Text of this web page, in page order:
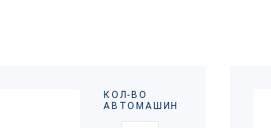
КОЛ-ВО
АВТОМАШИН